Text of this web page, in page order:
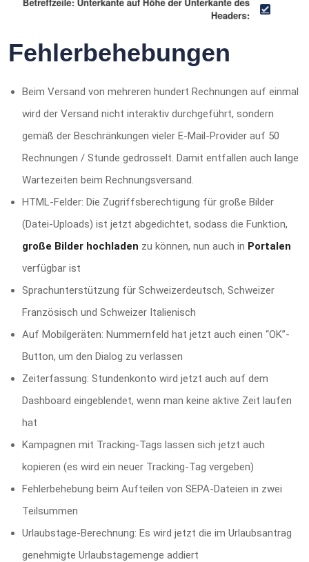
Fehlerbehebungen
Beim Versand von mehreren hundert Rechnungen auf einmal
wird der Versand nicht interaktiv durchgeführt, sondern
gemäß der Beschränkungen vieler E-Mail-Provider auf 50
Rechnungen / Stunde gedrosselt. Damit entfallen auch lange
Wartezeiten beim Rechnungsversand.
HTML-Felder: Die Zugriffsberechtigung für große Bilder
(Datei-Uploads) ist jetzt abgedichtet, sodass die Funktion,
große Bilder hochladen zu können, nun auch in Portalen
verfügbar ist
Sprachunterstützung für Schweizerdeutsch, Schweizer
Französisch und Schweizer Italienisch
Auf Mobilgeräten: Nummernfeld hat jetzt auch einen “OK”-
Button, um den Dialog zu verlassen
Zeiterfassung: Stundenkonto wird jetzt auch auf dem
Dashboard eingeblendet, wenn man keine aktive Zeit laufen
hat
Kampagnen mit Tracking-Tags lassen sich jetzt auch
kopieren (es wird ein neuer Tracking-Tag vergeben)
Fehlerbehebung beim Aufteilen von SEPA-Dateien in zwei
Teilsummen
Urlaubstage-Berechnung: Es wird jetzt die im Urlaubsantrag
genehmigte Urlaubstagemenge addiert